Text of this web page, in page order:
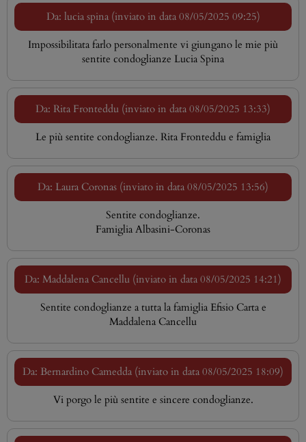
Da: lucia spina (inviato in data 08/05/2025 09:25)
Impossibilitata farlo personalmente vi giungano le mie più
sentite condoglianze Lucia Spina
Da: Rita Fronteddu (inviato in data 08/05/2025 13:33)
Le più sentite condoglianze. Rita Fronteddu e famiglia
Da: Laura Coronas (inviato in data 08/05/2025 13:56)
Sentite condoglianze.
Famiglia Albasini-Coronas
Da: Maddalena Cancellu (inviato in data 08/05/2025 14:21)
Sentite condoglianze a tutta la famiglia Efisio Carta e
Maddalena Cancellu
Da: Bernardino Camedda (inviato in data 08/05/2025 18:09)
Vi porgo le più sentite e sincere condoglianze.